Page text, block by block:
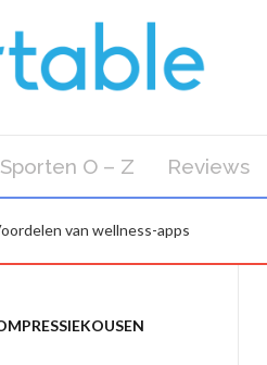
Sporten O – Z Reviews
van wellness-apps